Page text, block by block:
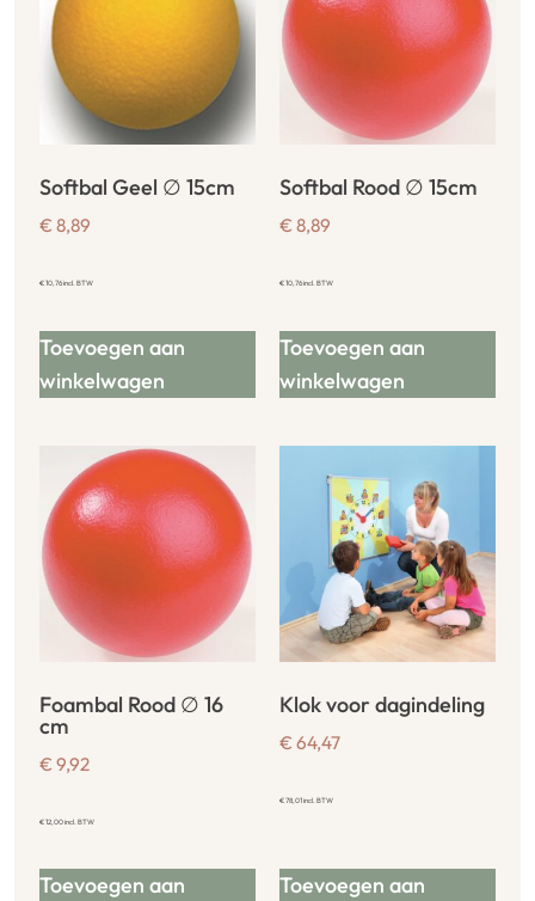
Softbal Geel ∅ 15cm
€ 8,89
€10,76incl. BTW
Toevoegen aan
winkelwagen
Softbal Rood ∅ 15cm
€ 8,89
€10,76incl. BTW
Toevoegen aan
winkelwagen
Foambal Rood ∅ 16
cm
€ 9,92
€12,00incl. BTW
Toevoegen aan
Klok voor dagindeling
€ 64,47
€78,01incl. BTW
Toevoegen aan